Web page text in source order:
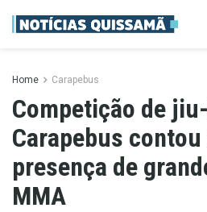
Home Carapebus
Competição de
Carapebus
presença de
MMA